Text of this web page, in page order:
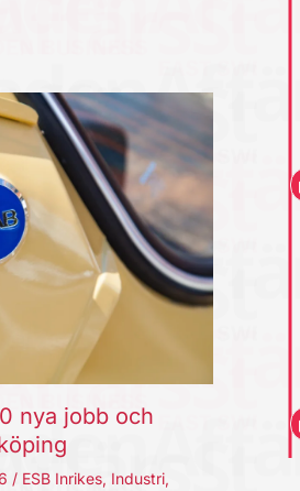
nya jobb och
/ ESB Inrikes, Industri,